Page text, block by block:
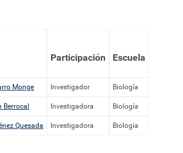
Participación Escuela
Monge Investigador Biología
Berrocal Investigadora Biología
Quesada Investigadora Biología